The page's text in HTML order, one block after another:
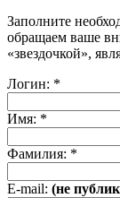
Заполните
обращаем ваше
«звездочкой»,
Логин: *
Имя: *
Фамилия: *
E-mail: (не